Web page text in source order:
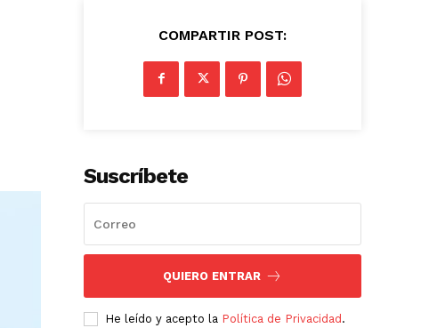
COMPARTIR POST:
Suscríbete
QUIERO ENTRAR
He leído y acepto la Política de Privacidad .